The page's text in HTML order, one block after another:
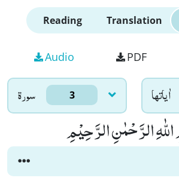
Reading Translation
Audio PDF
سورۃ 3 اٰياتها
الرَّحْمٰنِ الرَّحِیْمِ